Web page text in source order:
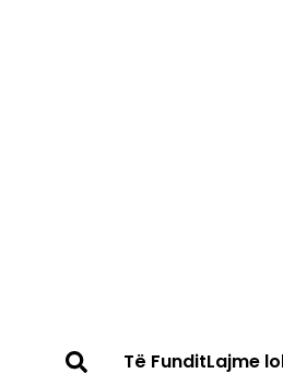
Të FunditLajme